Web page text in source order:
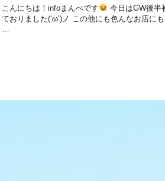
こんにちは！infoまんべです
今日はGW後半
ておりました(‘ω’)ノ この他にも色んなお店に
…